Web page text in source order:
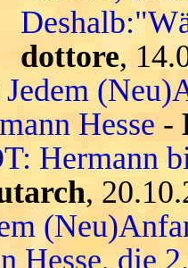
dottore,
Jedem
Hesse -
Hermann
,
Hesse, die 2.